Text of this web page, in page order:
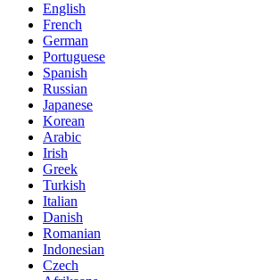
English
French
German
Portuguese
Spanish
Russian
Japanese
Korean
Arabic
Irish
Greek
Turkish
Italian
Danish
Romanian
Indonesian
Czech